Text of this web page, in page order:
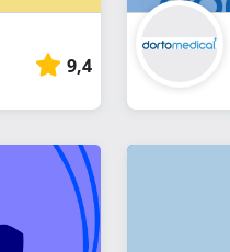
9,4